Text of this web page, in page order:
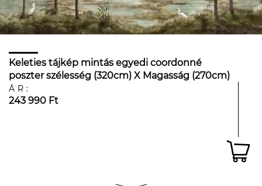
Keleties tájkép mintás egyedi coordonné
poszter szélesség (320cm) X Magasság (270cm)
vinyl
ÁR:
243 990 Ft